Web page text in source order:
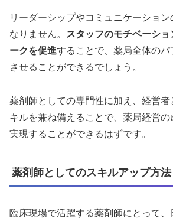
リーダーシップやコミュニケーショ
なりません。 スタッフのモチベーシ
ークを促進することで、薬局全体の
させることができるでしょう。
薬剤師としての専門性に加え、経営
キルを兼ね備えることで、薬局経営
実現することができるはずです。
薬剤師としてのスキルアップ方法
臨床現場で活躍する薬剤師にとって